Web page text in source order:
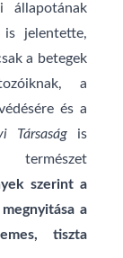
állapotának
is jelentette,
a betegek
a
és a
Társaság is
szerint a
a
tiszta